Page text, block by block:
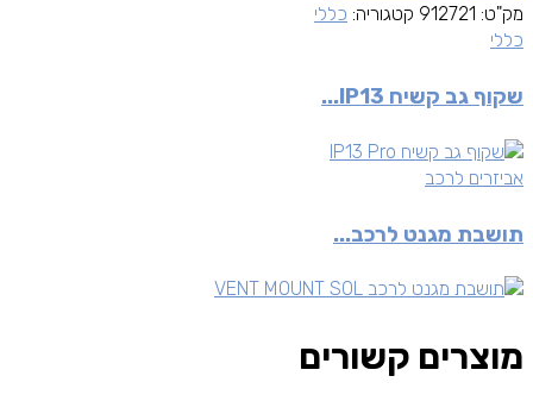
מק"ט: 912721 קטגוריה: כללי
כללי
שקוף גב קשיח IP13...
אביזרים לרכב
תושבת מגנט לרכב...
מוצרים קשורים